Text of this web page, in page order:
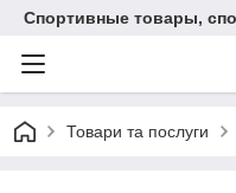
Спортивные товары,
Товари та послуги